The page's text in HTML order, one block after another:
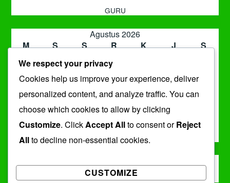
GURU
Agustus 2026
M
S S R K J
S
2
3 4 5
9
10 11 12 13 14
15
16
17 18 19 20 21
30
31
« Jul
We respect your privacy
Cookies help us improve your experience, deliver
personalized content, and analyze traffic. You can
choose which cookies to allow by clicking
Customize. ClickAccept Allto consent orReject
Allto decline non-essential cookies.
CUSTOMIZE